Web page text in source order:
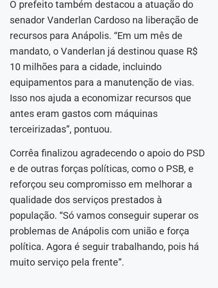
O prefeito também destacou a atuação do
senador Vanderlan Cardoso na liberação de
recursos para Anápolis. “Em um mês de
mandato, o Vanderlan já destinou quase R$
10 milhões para a cidade, incluindo
equipamentos para a manutenção de vias.
Isso nos ajuda a economizar recursos que
antes eram gastos com máquinas
terceirizadas”, pontuou.
Corrêa finalizou agradecendo o apoio do PSD
e de outras forças políticas, como o PSB, e
reforçou seu compromisso em melhorar a
qualidade dos serviços prestados à
população. “Só vamos conseguir superar os
problemas de Anápolis com união e força
política. Agora é seguir trabalhando, pois há
muito serviço pela frente”.